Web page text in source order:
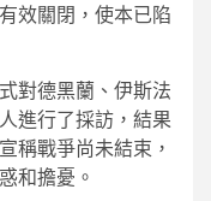
效關閉，使本已陷
對德黑蘭、伊斯法
進行了採訪，結果
稱戰爭尚未結束，
和擔憂。